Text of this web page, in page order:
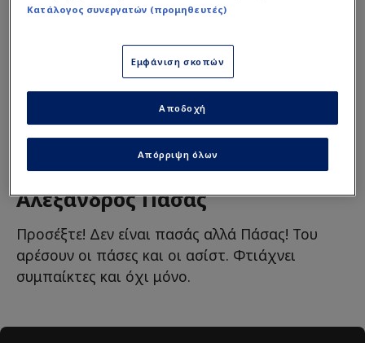
Διαβάστε τη συνέχεια στο financenews.gr
Χριστίνα Μήλιου Lifestyle
Αλέξανδρος Πάσας
Προσέξτε! Δεν είναι πασάς αλλά Πάσας! Του
αρέσουν οι πάσες και οι ασίστ. Φτιάχνει
συμπαίκτες και όχι μόνο.
Κατάλογος συνεργατών (προμηθευτές)
Εμφάνιση σκοπών
Απόρριψη όλων
Αποδοχή